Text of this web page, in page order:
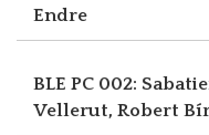
Endre
BLE PC 002:
Vellerut, Robert